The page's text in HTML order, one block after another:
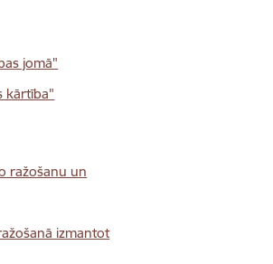
jomā"
kārtība"
ražošanu un
izmantot